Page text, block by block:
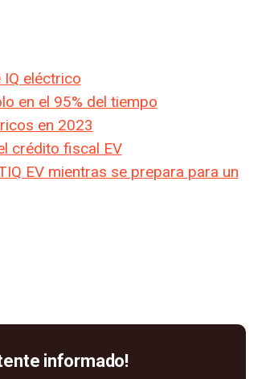
IQ eléctrico
en el 95% del tiempo
en 2023
crédito fiscal EV
EV mientras se prepara para un
informado!